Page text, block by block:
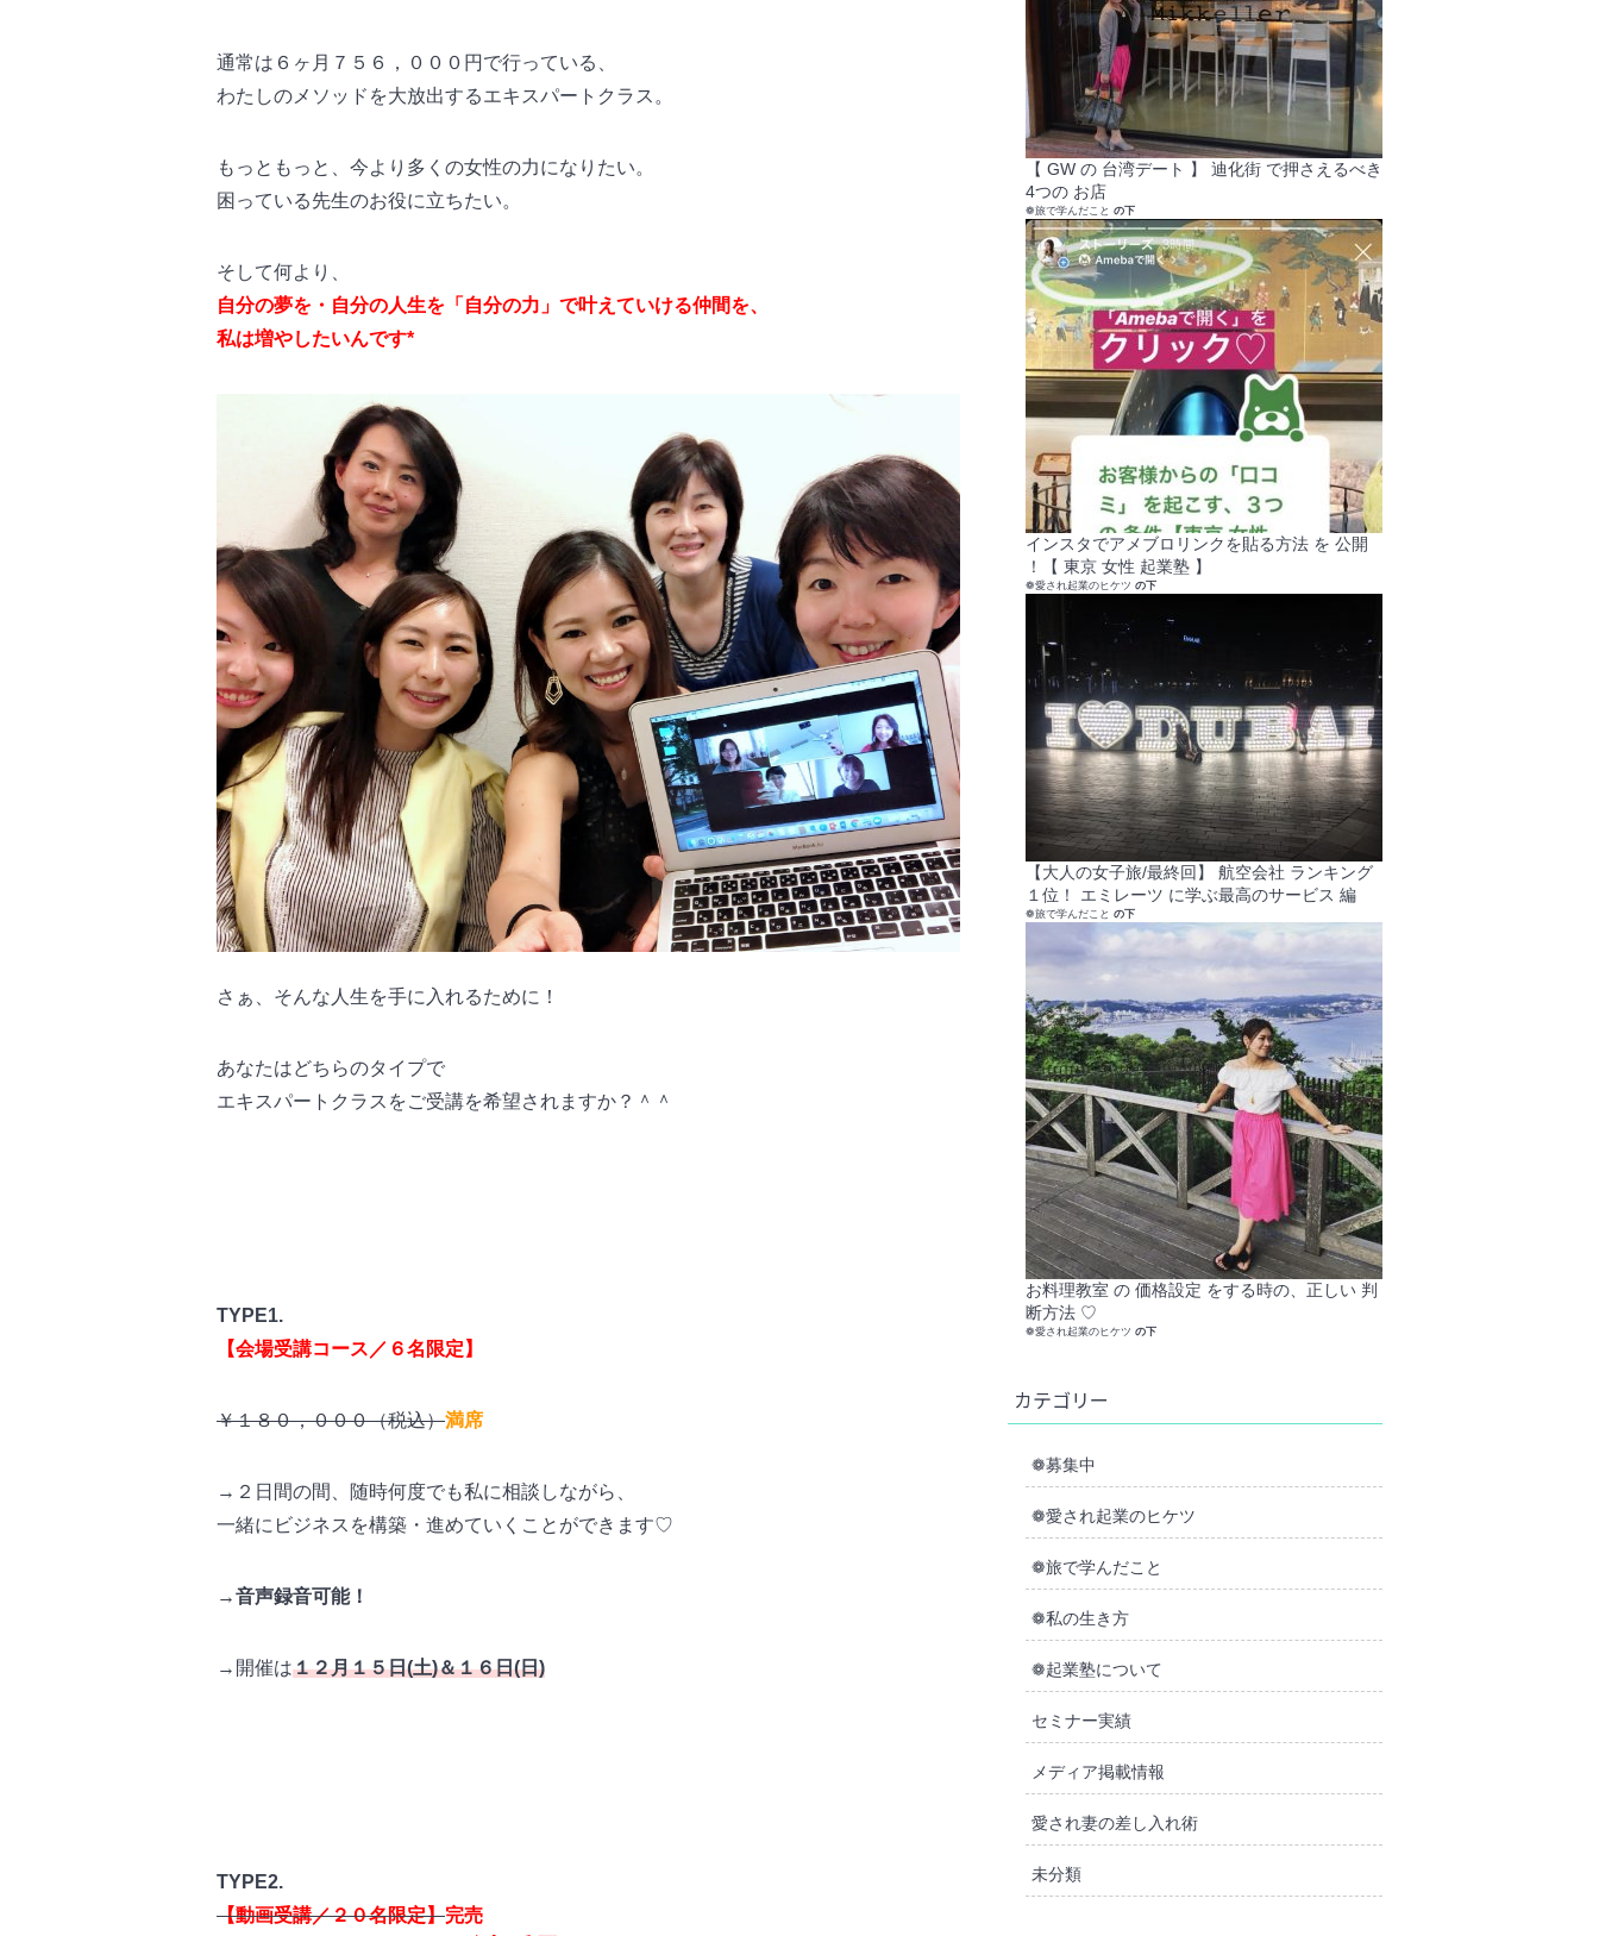
通常は６ヶ月７５６，０００円で行っている、
わたしのメソッドを大放出するエキスパートクラス。
もっともっと、今より多くの女性の力になりたい。
困っている先生のお役に立ちたい。
そして何より、
自分の夢を・自分の人生を「自分の力」で叶えていける仲間を、
私は増やしたいんです*
さぁ、そんな人生を手に入れるために！
あなたはどちらのタイプで
エキスパートクラスをご受講を希望されますか？＾＾
TYPE1.
【会場受講コース／６名限定】
￥１８０，０００（税込）満席
→２日間の間、随時何度でも私に相談しながら、
一緒にビジネスを構築・進めていくことができます♡
→音声録音可能！
→開催は１２月１５日(土)＆１６日(日)
TYPE2.
【動画受講／２０名限定】完売
【 GW の 台湾デート 】 迪化街 で押さえるべき
4つの お店
❁旅で学んだこと の下
インスタでアメブロリンクを貼る方法 を 公開
！【 東京 女性 起業塾 】
❁愛され起業のヒケツ の下
【大人の女子旅/最終回】 航空会社 ランキング
１位！ エミレーツ に学ぶ最高のサービス 編
❁旅で学んだこと の下
お料理教室 の 価格設定 をする時の、正しい 判
断方法 ♡
❁愛され起業のヒケツ の下
カテゴリー
❁募集中
❁愛され起業のヒケツ
❁旅で学んだこと
❁私の生き方
❁起業塾について
セミナー実績
メディア掲載情報
愛され妻の差し入れ術
未分類